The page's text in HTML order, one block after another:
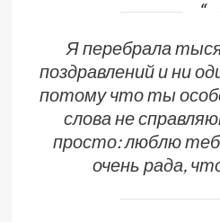
Я перебрала
поздравлений и ни
потому что ты
слова не
просто: люблю
очень рада,